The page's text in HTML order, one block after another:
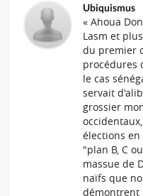
Ubiquismus
« Ahoua
Lasm et
du premier
procédures
le cas
servait
grossier
élections
"plan B, C
massue de
naïfs que
démontrent